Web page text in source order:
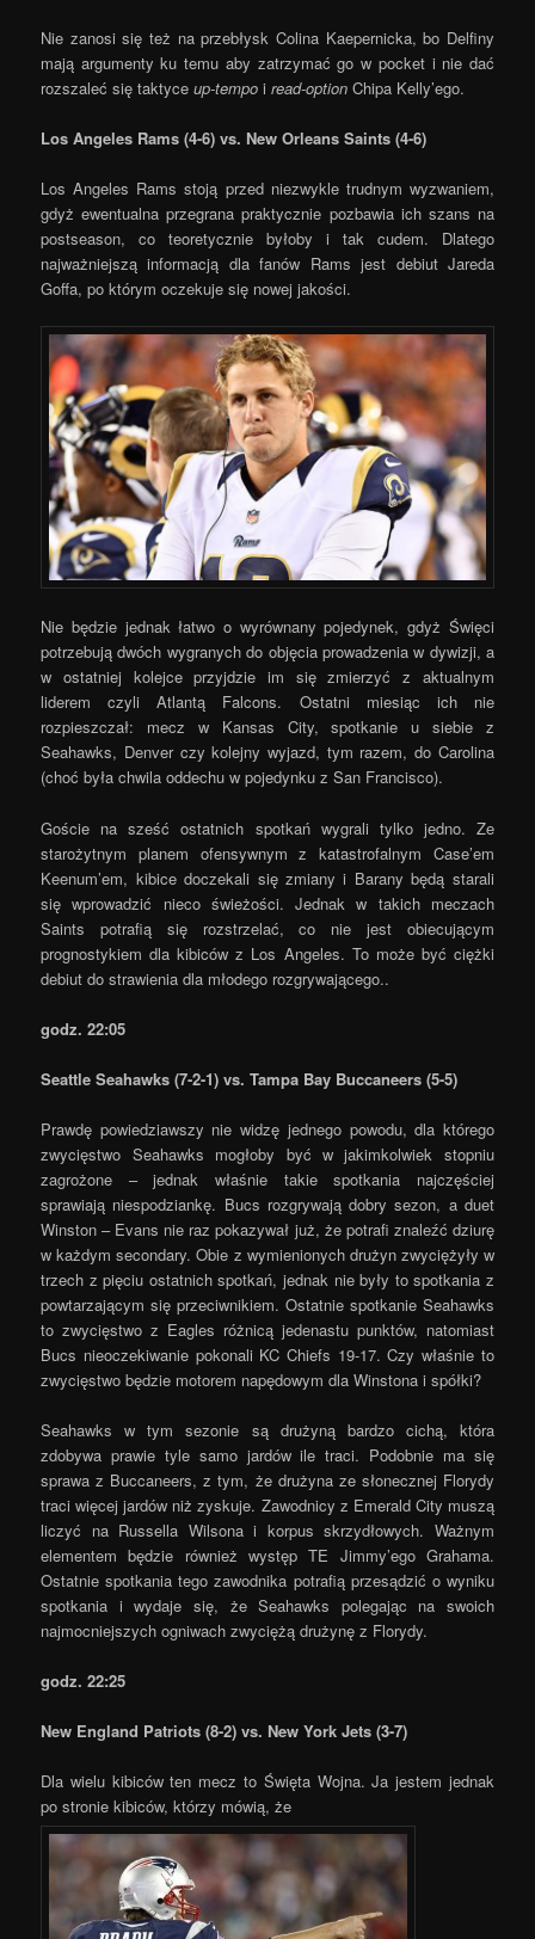
Nie zanosi się też na przebłysk Colina Kaepernicka, bo Delfiny
mają argumenty ku temu aby zatrzymać go w pocket i nie dać
rozszaleć się taktyceup-tempoiread-option Chipa Kelly’ego.
Los Angeles Rams (4-6) vs. New Orleans Saints (4-6)
Los Angeles Rams stoją przed niezwykle trudnym wyzwaniem,
gdyż ewentualna przegrana praktycznie pozbawia ich szans na
postseason, co teoretycznie byłoby i tak cudem. Dlatego
najważniejszą informacją dla fanów Rams jest debiut Jareda
Goffa, po którym oczekuje się nowej jakości.
Nie będzie jednak łatwo o wyrównany pojedynek, gdyż Święci
potrzebują dwóch wygranych do objęcia prowadzenia w dywizji, a
w ostatniej kolejce przyjdzie im się zmierzyć z aktualnym
liderem czyli Atlantą Falcons. Ostatni miesiąc ich nie
rozpieszczał: mecz w Kansas City, spotkanie u siebie z
Seahawks, Denver czy kolejny wyjazd, tym razem, do Carolina
(choć była chwila oddechu w pojedynku z San Francisco).
Goście na sześć ostatnich spotkań wygrali tylko jedno. Ze
starożytnym planem ofensywnym z katastrofalnym Case’em
Keenum’em, kibice doczekali się zmiany i Barany będą starali
się wprowadzić nieco świeżości. Jednak w takich meczach
Saints potrafią się rozstrzelać, co nie jest obiecującym
prognostykiem dla kibiców z Los Angeles. To może być ciężki
debiut do strawienia dla młodego rozgrywającego..
godz. 22:05
Seattle Seahawks (7-2-1) vs. Tampa Bay Buccaneers (5-5)
Prawdę powiedziawszy nie widzę jednego powodu, dla którego
zwycięstwo Seahawks mogłoby być w jakimkolwiek stopniu
zagrożone – jednak właśnie takie spotkania najczęściej
sprawiają niespodziankę. Bucs rozgrywają dobry sezon, a duet
Winston – Evans nie raz pokazywał już, że potrafi znaleźć dziurę
w każdym secondary. Obie z wymienionych drużyn zwyciężyły w
trzech z pięciu ostatnich spotkań, jednak nie były to spotkania z
powtarzającym się przeciwnikiem. Ostatnie spotkanie Seahawks
to zwycięstwo z Eagles różnicą jedenastu punktów, natomiast
Bucs nieoczekiwanie pokonali KC Chiefs 19-17. Czy właśnie to
zwycięstwo będzie motorem napędowym dla Winstona i spółki?
Seahawks w tym sezonie są drużyną bardzo cichą, która
zdobywa prawie tyle samo jardów ile traci. Podobnie ma się
sprawa z Buccaneers, z tym, że drużyna ze słonecznej Florydy
traci więcej jardów niż zyskuje. Zawodnicy z Emerald City muszą
liczyć na Russella Wilsona i korpus skrzydłowych. Ważnym
elementem będzie również występ TE Jimmy’ego Grahama.
Ostatnie spotkania tego zawodnika potrafią przesądzić o wyniku
spotkania i wydaje się, że Seahawks polegając na swoich
najmocniejszych ogniwach zwyciężą drużynę z Florydy.
godz. 22:25
New England Patriots (8-2) vs. New York Jets (3-7)
Dla wielu kibiców ten mecz to Święta Wojna. Ja jestem jednak
po stronie kibiców, którzy mówią, że